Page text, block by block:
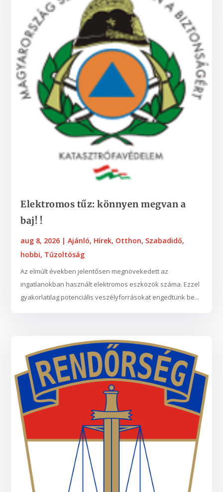
Elektromos tűz: könnyen megvan a
baj! !
aug 8, 2026 |Ajánló, Hírek, Otthon, Szabadidő,
hobbi, Tűzoltóság
Az elmúlt években jelentősen megnövekedett az
ingatlanokban használt elektromos eszközök száma. Ezzel
gyakorlatilag potenciális veszélyforrásokat engedtünk be...